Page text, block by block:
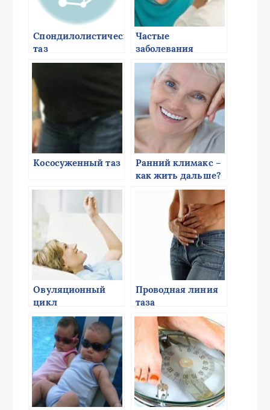
Спондилолистический
таз
Частые
заболевания
шейки матки
Кососуженный таз
Ранний климакс –
как жить дальше?
Овуляционный
цикл
Проводная линия
таза